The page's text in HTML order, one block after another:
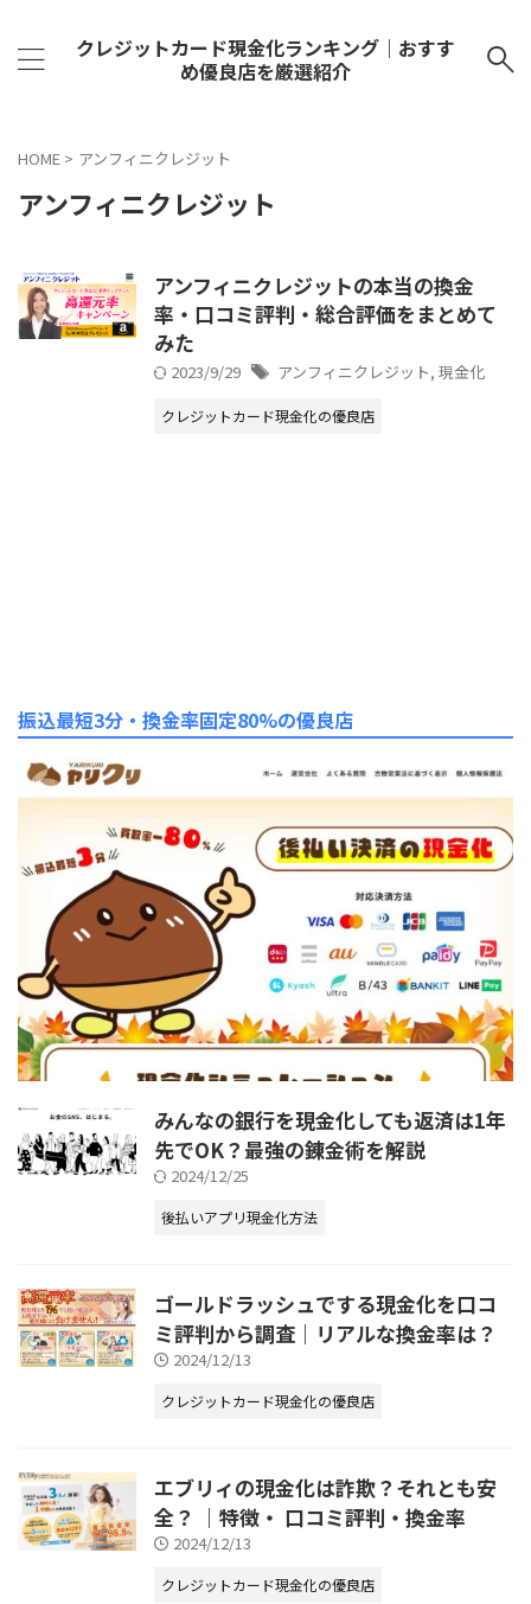
クレジットカード現金化ランキング｜おすす
め優良店を厳選紹介
HOME > アンフィニクレジット
アンフィニクレジット
アンフィニクレジットの本当の換金
率・口コミ評判・総合評価をまとめて
みた
2023/9/29 アンフィニクレジット, 現金化
クレジットカード現金化の優良店
振込最短3分・換金率固定80%の優良店
みんなの銀行を現金化しても返済は1年
先でOK？最強の錬金術を解説
2024/12/25
後払いアプリ現金化方法
ゴールドラッシュでする現金化を口コ
ミ評判から調査｜リアルな換金率は？
2024/12/13
クレジットカード現金化の優良店
エブリィの現金化は詐欺？それとも安
全？ ｜特徴・ 口コミ評判・換金率
2024/12/13
クレジットカード現金化の優良店